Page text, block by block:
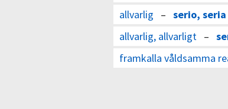
allvarlig – serio, seria
allvarlig, allvarligt –
framkalla våldsamma